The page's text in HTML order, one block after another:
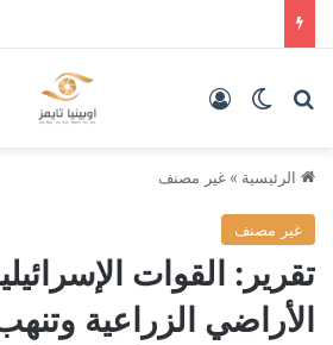
بحث عنالوضع المظلم
الرئيسية » غير مصنف
غير مصنف
تقرير: القوات
الأراضي الزراعية